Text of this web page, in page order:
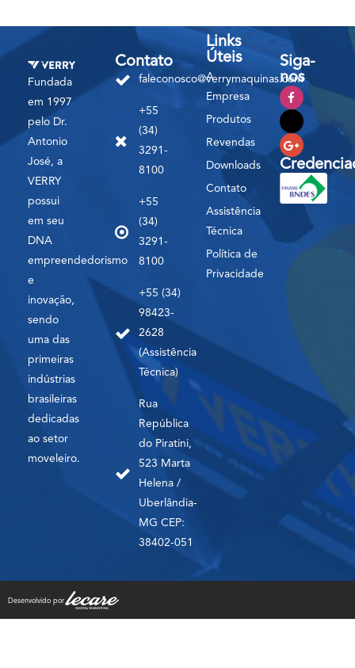
Fundada
em 1997
pelo Dr.
Antonio
José, a
VERRY
possui
em seu
DNA
empreendedorismo
e
inovação,
sendo
uma das
primeiras
indústrias
brasileiras
dedicadas
ao setor
moveleiro.
Contato
faleconosco@verrymaquinas.com
+55
(34)
3291-
8100
+55
(34)
3291-
8100
+55 (34)
98423-
2628
(Assistência
Técnica)
Rua
República
do Piratini,
523 Marta
Helena /
Uberlândia-
MG CEP:
38402-051
Links
Úteis
A
Empresa
Produtos
Revendas
Downloads
Contato
Assistência
Técnica
Política de
Privacidade
Siga-
nos
Desenvolvido por